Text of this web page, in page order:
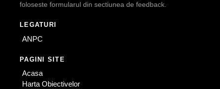
foloseste formularul din sectiunea de feedback.
LEGATURI
ANPC
PAGINI SITE
Acasa
Harta Obiectivelor